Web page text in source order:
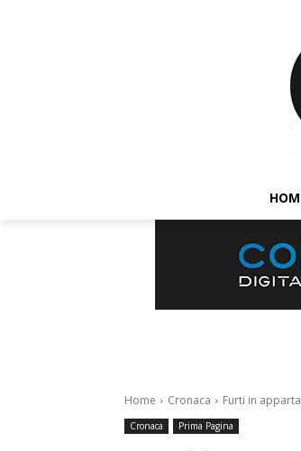
Home Cronaca Furti in
Cronaca Prima Pagina